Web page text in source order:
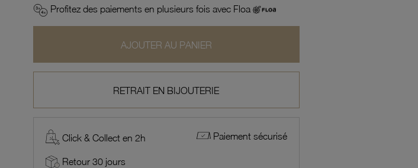
Profitez des paiements en plusieurs fois avec Floa
AJOUTER AU PANIER
RETRAIT EN BIJOUTERIE
Click & Collect en 2h Paiement sécurisé
Retour 30 jours